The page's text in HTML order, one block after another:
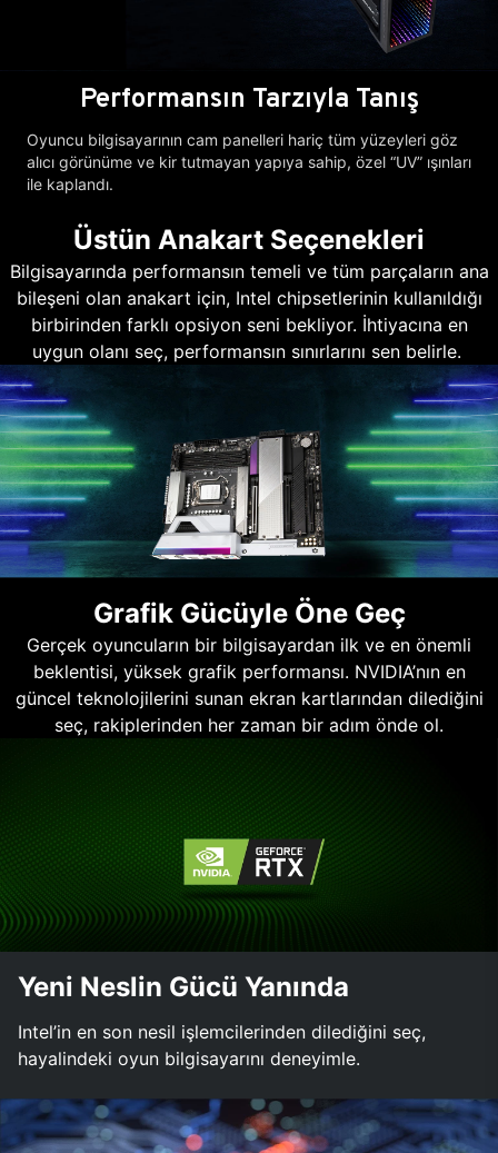
Performansın Tarzıyla Tanış
Oyuncu bilgisayarının cam panelleri hariç tüm yüzeyleri göz
alıcı görünüme ve kir tutmayan yapıya sahip, özel “UV” ışınları
ile kaplandı.
Üstün Anakart Seçenekleri
Bilgisayarında performansın temeli ve tüm parçaların ana
bileşeni olan anakart için, Intel chipsetlerinin kullanıldığı
birbirinden farklı opsiyon seni bekliyor. İhtiyacına en
uygun olanı seç, performansın sınırlarını sen belirle.
Grafik Gücüyle Öne Geç
Gerçek oyuncuların bir bilgisayardan ilk ve en önemli
beklentisi, yüksek grafik performansı. NVIDIA’nın en
güncel teknolojilerini sunan ekran kartlarından dilediğini
seç, rakiplerinden her zaman bir adım önde ol.
Yeni Neslin Gücü Yanında
Intel’in en son nesil işlemcilerinden dilediğini seç,
hayalindeki oyun bilgisayarını deneyimle.